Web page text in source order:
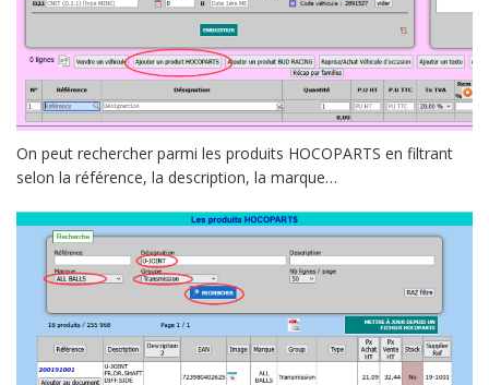
On peut rechercher parmi les produits HOCOPARTS en filtrant
selon la référence, la description, la marque…